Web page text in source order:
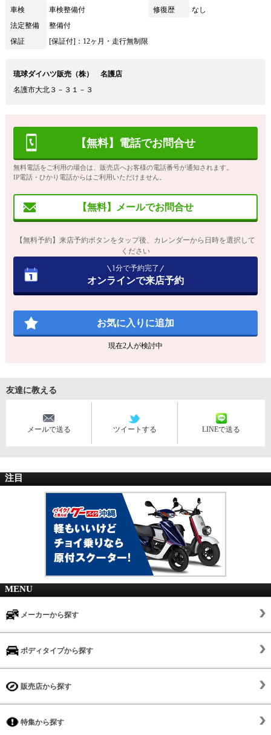
車検
車検整備付 修復歴
なし
法定整備
整備付
保証
[保証付]：12ヶ月・走行無制限
琉球ダイハツ販売（株） 名護店
名護市大北３－３１－３
【無料】電話でお問合せ
無料電話をご利用の場合は、販売店へお客様の電話番号が通知されます。
IP電話・ひかり電話からはご利用いただけません。
【無料】メールでお問合せ
【無料予約】来店予約ボタンをタップ後、カレンダーから日時を選択して
ください
1分で予約完了
オンラインで来店予約
お気に入りに追加
現在2人が検討中
友達に教える
メールで送る ツイートする LINEで送る
注目
MENU
メーカーから探す
ボディタイプから探す
販売店から探す
特集から探す